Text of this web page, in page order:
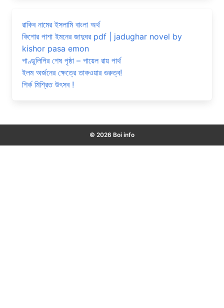
রাকিব নামের ইসলামি বাংলা অর্থ
কিশোর পাশা ইমনের জাদুঘর pdf | jadughar novel by
kishor pasa emon
পাণ্ডুলিপির শেষ পৃষ্ঠা – পায়েল রায় পার্থ
ইলম অর্জনের ক্ষেত্রে তাকওয়ার গুরুত্ব!
শির্ক মিশ্রিত উৎসব !
© 2026 Boi info